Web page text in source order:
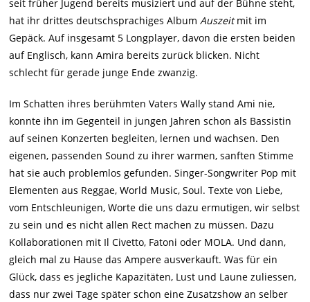
seit früher Jugend bereits musiziert und auf der Bühne steht,
hat ihr drittes deutschsprachiges AlbumAuszeitmit im
Gepäck. Auf insgesamt 5 Longplayer, davon die ersten beiden
auf Englisch, kann Amira bereits zurück blicken. Nicht
schlecht für gerade junge Ende zwanzig.
Im Schatten ihres berühmten Vaters Wally stand Ami nie,
konnte ihn im Gegenteil in jungen Jahren schon als Bassistin
auf seinen Konzerten begleiten, lernen und wachsen. Den
eigenen, passenden Sound zu ihrer warmen, sanften Stimme
hat sie auch problemlos gefunden. Singer-Songwriter Pop mit
Elementen aus Reggae, World Music, Soul. Texte von Liebe,
vom Entschleunigen, Worte die uns dazu ermutigen, wir selbst
zu sein und es nicht allen Rect machen zu müssen. Dazu
Kollaborationen mit Il Civetto, Fatoni oder MOLA. Und dann,
gleich mal zu Hause das Ampere ausverkauft. Was für ein
Glück, dass es jegliche Kapazitäten, Lust und Laune zuliessen,
dass nur zwei Tage später schon eine Zusatzshow an selber